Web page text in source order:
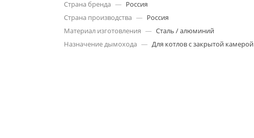
Страна бренда — Россия
Страна производства — Россия
Материал изготовления — Сталь / алюминий
Назначение дымохода — Для котлов с закрытой камерой